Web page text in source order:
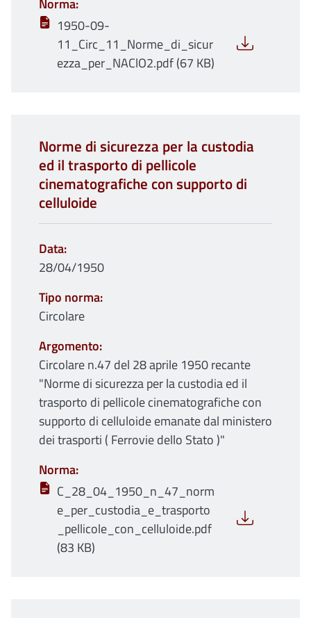
Norma
1950-09-
11_Circ_11_Norme_di_sicur
ezza_per_NAClO2.pdf (67 KB)
Norme di sicurezza per la custodia
ed il trasporto di pellicole
cinematografiche con supporto di
celluloide
Data
28/04/1950
Tipo norma
Circolare
Argomento
Circolare n.47 del 28 aprile 1950 recante
"Norme di sicurezza per la custodia ed il
trasporto di pellicole cinematografiche con
supporto di celluloide emanate dal ministero
dei trasporti ( Ferrovie dello Stato )"
Norma
C_28_04_1950_n_47_norm
e_per_custodia_e_trasporto
_pellicole_con_celluloide.pdf
(83 KB)